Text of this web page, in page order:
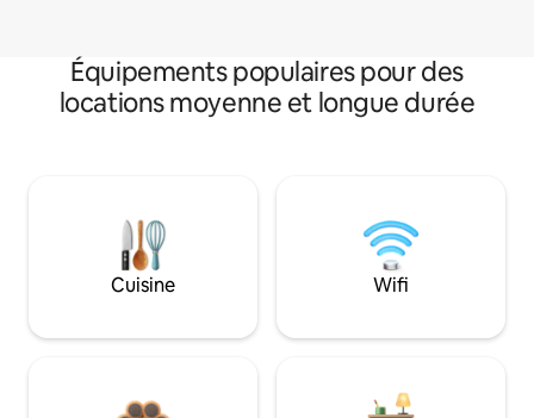
Équipements populaires pour des
locations moyenne et longue durée
Cuisine Wifi